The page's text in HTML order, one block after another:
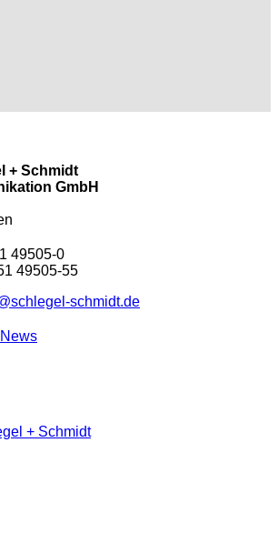
+ Schmidt
GmbH
49505-0
49505-55
schmidt.de
+ Schmidt